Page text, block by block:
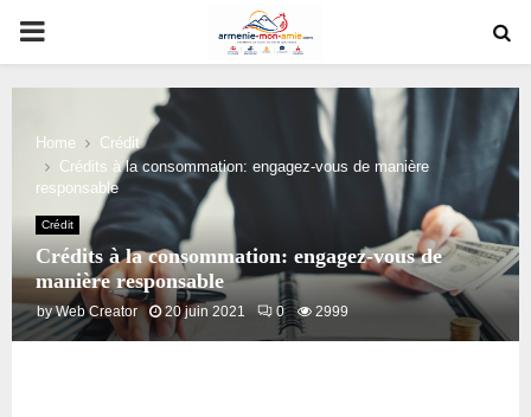
PRIMARY
MENU
Home
Crédit
Crédits à la consommation: engagez-vous de manière
responsable
Crédit
Crédits à la consommation: engagez-vous de
manière responsable
byWeb Creator 20 juin 2021 0 2999